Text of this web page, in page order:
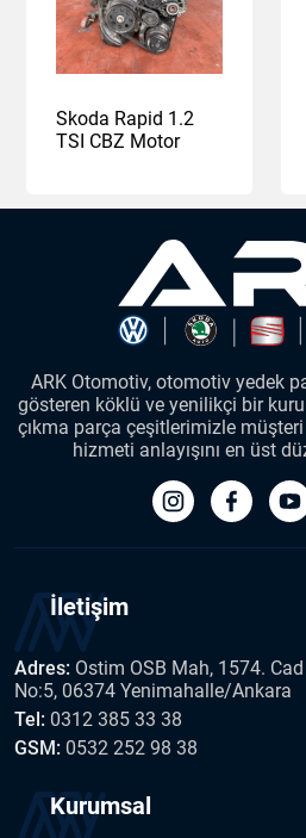
Skoda Rapid 1.2
TSI CBZ Motor
ARK Otomotiv, otomotiv yedek
gösteren köklü ve yenilikçi bir
çıkma parça çeşitlerimizle
hizmeti anlayışını en üst
İletişim
Adres: Ostim OSB Mah, 1574.
No:5, 06374 Yenimahalle/Ankara
Tel: 0312 385 33 38
GSM: 0532 252 98 38
Kurumsal